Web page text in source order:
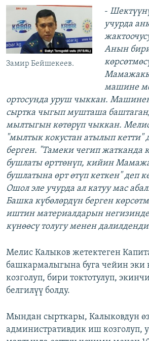
Замир Бейшекеев.
​-
учурда
Анын
машине
ортосунда уруш чыккан.
сыртка чыгып мушташа
мылтыгын көтөрүп чыккан.
"мылтык кокустан атылып кетти"
берген. "Тамеки чегип жатканда
бушлаты өрттөнүп, кийин
бушлатына өрт өтүп кеткен" деп
Ошол эле учурда ал катуу мас
Башка күбөлөрдүн берген
иштин материалдарын
күнөөсү толугу менен
Мелис Калыков жетектеген
башкармалыгына буга чейин
козголуп, бири токтотулуп,
белгилүү болду.
Мындан сырткары, Калыковдун
административдик иш козголуп,